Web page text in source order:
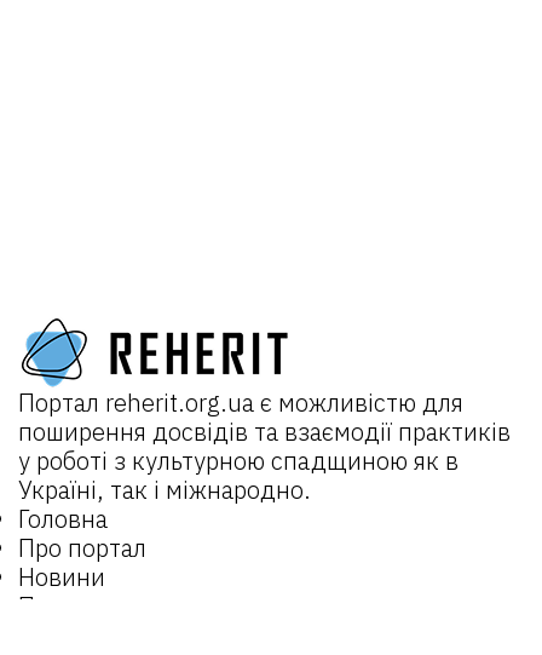
Портал reherit.org.uaє можливістю для
поширення досвідів та взаємодії практиків
у роботі з культурною спадщиною як в
Україні, так і міжнародно.
Головна
Про портал
Новини
Проєкти: